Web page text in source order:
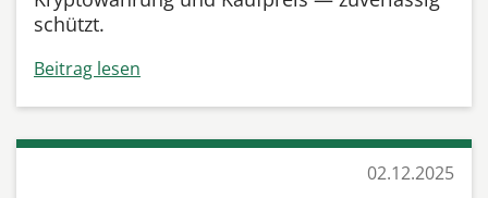
schützt.
Beitrag lesen
02.12.2025